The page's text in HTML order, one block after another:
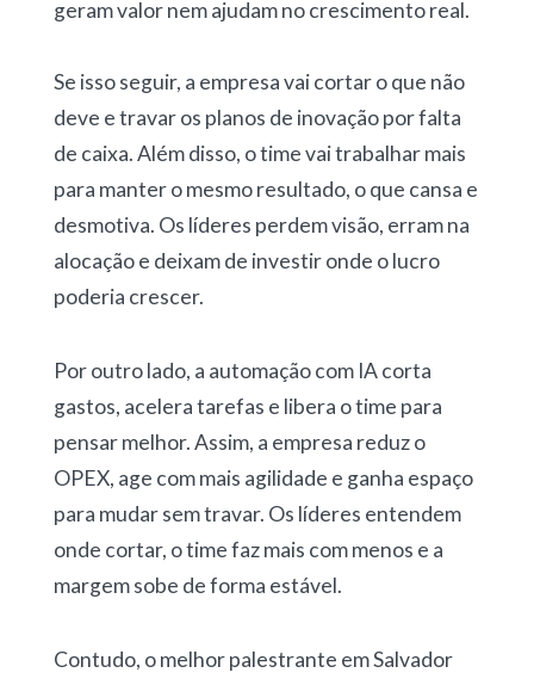
geram valor nem ajudam no crescimento real.
Se isso seguir, a empresa vai cortar o que não
deve e travar os planos de inovação por falta
de caixa. Além disso, o time vai trabalhar mais
para manter o mesmo resultado, o que cansa e
desmotiva. Os líderes perdem visão, erram na
alocação e deixam de investir onde o lucro
poderia crescer.
Por outro lado, a automação com IA corta
gastos, acelera tarefas e libera o time para
pensar melhor. Assim, a empresa reduz o
OPEX, age com mais agilidade e ganha espaço
para mudar sem travar. Os líderes entendem
onde cortar, o time faz mais com menos e a
margem sobe de forma estável.
Contudo, o melhor palestrante em Salvador